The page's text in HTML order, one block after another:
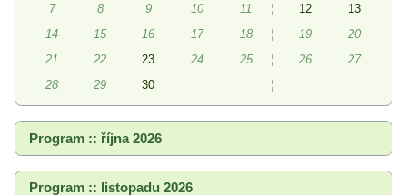
7
8 9 10 11 ¦ 12
13
14
15 16 17 18 ¦ 19
20
21
22 23 24 25 ¦ 26
27
28
29 30 ¦
Program :: října 2026
Program :: listopadu 2026